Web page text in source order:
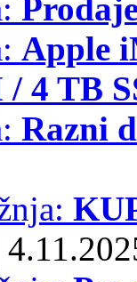
Apple
4 TB
Razni